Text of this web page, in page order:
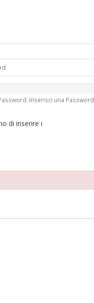
Inserisci una Password
di inserire i